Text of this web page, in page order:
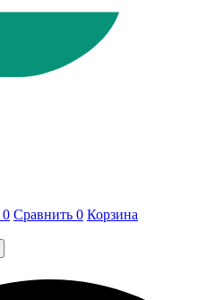
0 Сравнить 0 Корзина